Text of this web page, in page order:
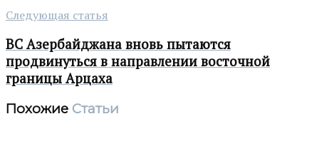
Следующая статья
ВС Азербайджана вновь пытаются
продвинуться в направлении восточной
границы Арцаха
Похожие Статьи